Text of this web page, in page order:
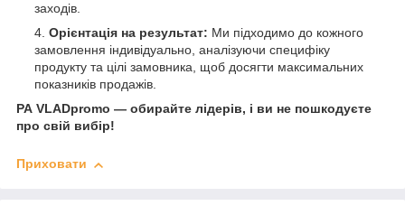
заходів.
Орієнтація на результат: Ми підходимо до кожного
замовлення індивідуально, аналізуючи специфіку
продукту та цілі замовника, щоб досягти максимальних
показників продажів.
РА VLADpromo — обирайте лідерів, і ви не пошкодуєте
про свій вибір!
Приховати